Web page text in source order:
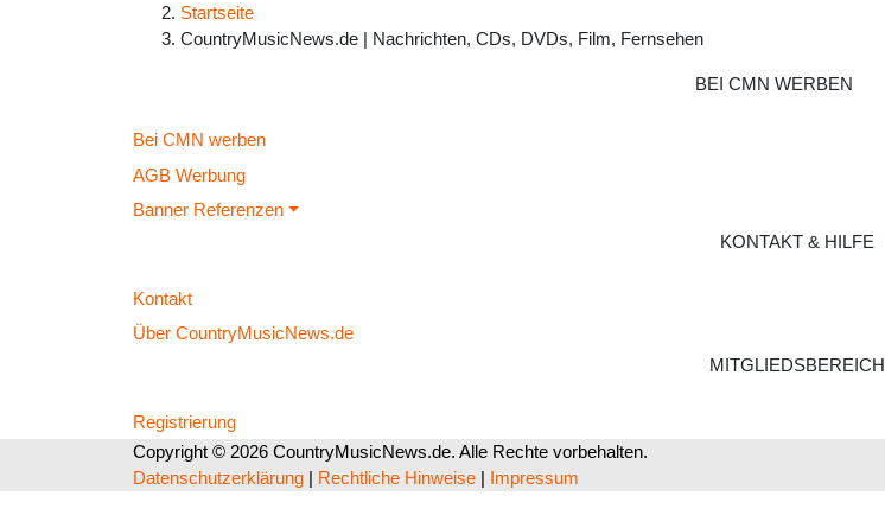
Startseite
CountryMusicNews.de | Nachrichten, CDs, DVDs, Film, Fernsehen
BEI CMN WERBEN
Bei CMN werben
AGB Werbung
Banner Referenzen
KONTAKT & HILFE
Kontakt
Über CountryMusicNews.de
MITGLIEDSBEREICH
Registrierung
Copyright © 2026 CountryMusicNews.de. Alle Rechte vorbehalten.
Datenschutzerklärung | Rechtliche Hinweise | Impressum